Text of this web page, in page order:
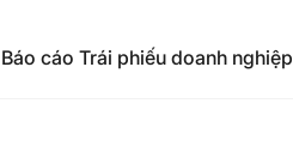
Báo cáo Trái phiếu doanh nghiệp